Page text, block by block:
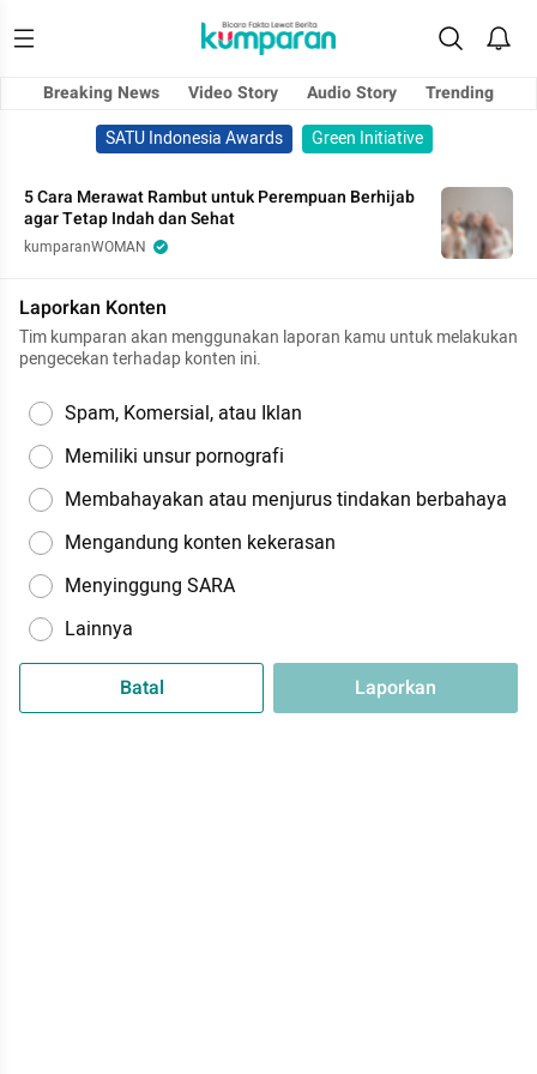
Breaking News Video Story Audio Story
Trending
SATU Indonesia Awards
Green Initiative
5 Cara Merawat Rambut untuk Perempuan Berhijab
agar Tetap Indah dan Sehat
kumparanWOMAN
Laporkan Konten
Tim kumparan akan menggunakan laporan kamu untuk melakukan
pengecekan terhadap konten ini.
Spam, Komersial, atau Iklan
Memiliki unsur pornografi
Membahayakan atau menjurus tindakan berbahaya
Mengandung konten kekerasan
Menyinggung SARA
Lainnya
Batal Laporkan